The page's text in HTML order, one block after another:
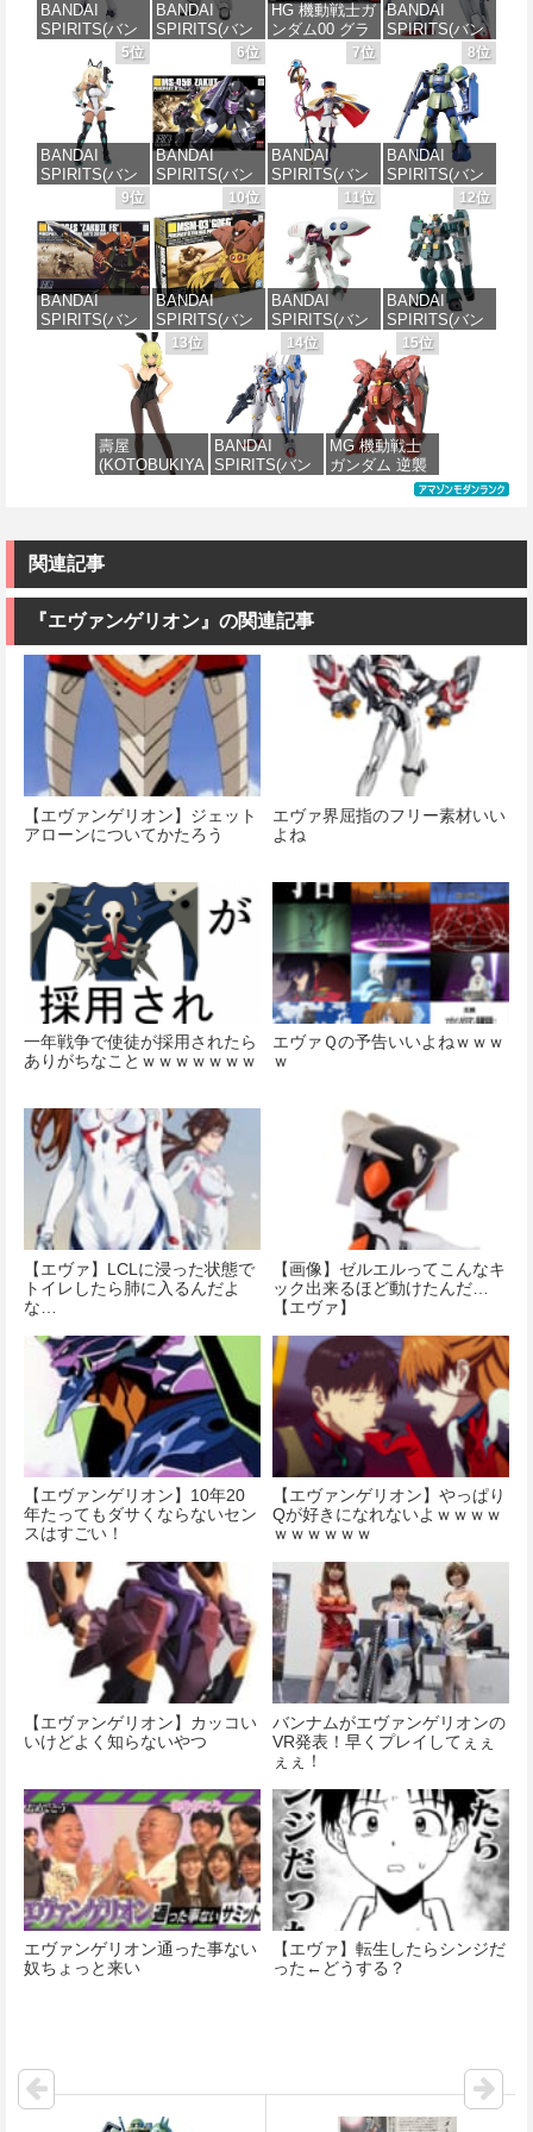
BANDAI
SPIRITS(バン
ダイ スピリッ
ツ) 30MS SIS-
J00 メルンジ
ャ[カラーA] 色
分け済みプラ
モデル
価格：¥4,200
BANDAI
SPIRITS(バン
ダイ スピリッ
ツ) 機動警察パ
トレイバー
EZY RG 1/48
AV-98Plus (イ
ングラム・プ
ラス) 色分け済
みプラモデル
価格：¥6,500
HG 機動戦士ガ
ンダム00 グラ
ハム専用ユニ
オンフラッグ
カスタム 1/144
スケール 色分
け済みプラモ
デル
価格：¥1,800
BANDAI
SPIRITS(バン
ダイ スピリッ
ツ) HGAW 機
動新世紀ガン
ダムX ガンダ
ムエアマスタ
ー 1/144スケー
ル 色分け済み
プラモデル
価格：¥3,100
5位
BANDAI
SPIRITS(バン
ダイスピリッ
ツ) 30MS SIS-
H00 セスティ
エ[カラーC] 色
分け済みプラ
モデル
価格：¥4,500
6位
BANDAI
SPIRITS(バン
ダイ スピリッ
ツ) HGUC 機動
戦士ガンダム
ザクI(黒い三連
星仕様) 1/144
スケール 色分
け済みプラモ
デル
価格：¥2,202
7位
BANDAI
SPIRITS(バン
ダイ スピリッ
Fate/Grand
Order アルトリ
ア・キャスタ
ー 色分け済み
プラモデル
価格：¥7,800
8位
BANDAI
SPIRITS(バン
ダイ スピリッ
ツ) HGUC
1/144 HGUC
MS-05BザクI
(機動戦士ガン
ダム)
価格：¥2,300
9位
BANDAI
SPIRITS(バン
ダイ スピリッ
(ガルマ専用機)
(機動戦士ガン
価格：¥2,982
10位
BANDAI
SPIRITS(バン
ダイ スピリッ
ツ) HGUC 機動
戦士ガンダム
MSM-03 ゴッ
グ 1/144スケー
ル 色分け済み
プラモデル
11位
BANDAI
SPIRITS(バン
ダイ スピリッ
ツ) HGUC 195
機動戦士Zガン
ダム キュベレ
イ 1/144スケー
ル 色分け済み
プラモデル
12位
BANDAI
SPIRITS(バン
ダイ スピリッ
ツ) HG 機動新
世紀ガンダムX
ガンダムレオ
パルド 1/144ス
ケール 色分け
済みプラモデ
ル
13位
壽屋
(KOTOBUKIYA
I〈Bunny
Style〉 全高約
ケール プラモ
デル
価格：¥11,000
14位
BANDAI
SPIRITS(バン
機動戦士ガン
アリアル 1/100
スケール 色分
け済みプラモ
デル
価格：¥4,280
15位
MG 機動戦士
ガンダム 逆襲
のシャア MSN-
ケール 色分け
関連記事
『エヴァンゲリオン』の関連記事
【エヴァンゲリオン】ジェット
アローンについてかたろう
エヴァ界屈指のフリー素材いい
よね
一年戦争で使徒が採用されたら
ありがちなことｗｗｗｗｗｗｗ
エヴァＱの予告いいよねｗｗｗ
ｗ
【エヴァ】LCLに浸った状態で
トイレしたら肺に入るんだよ
な…
【画像】ゼルエルってこんなキ
ック出来るほど動けたんだ…
【エヴァ】
【エヴァンゲリオン】10年20
年たってもダサくならないセン
スはすごい！
【エヴァンゲリオン】やっぱり
Qが好きになれないよｗｗｗｗ
ｗｗｗｗｗｗ
【エヴァンゲリオン】カッコい
いけどよく知らないやつ
バンナムがエヴァンゲリオンの
VR発表！早くプレイしてぇぇ
ぇぇ！
エヴァンゲリオン通った事ない
奴ちょっと来い
【エヴァ】転生したらシンジだ
った←どうする？